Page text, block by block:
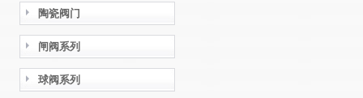
陶瓷阀门
闸阀系列
球阀系列